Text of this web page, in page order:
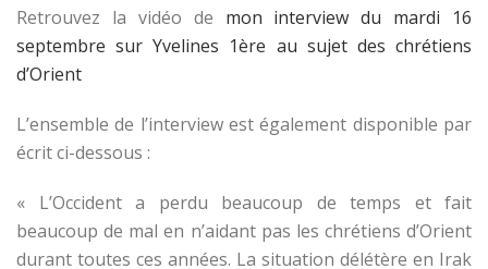
Retrouvez la vidéo de mon interview du mardi 16
septembre sur Yvelines 1ère au sujet des chrétiens
d’Orient
L’ensemble de l’interview est également disponible par
écrit ci-dessous :
« L’Occident a perdu beaucoup de temps et fait
beaucoup de mal en n’aidant pas les chrétiens d’Orient
durant toutes ces années. La situation délétère en Irak